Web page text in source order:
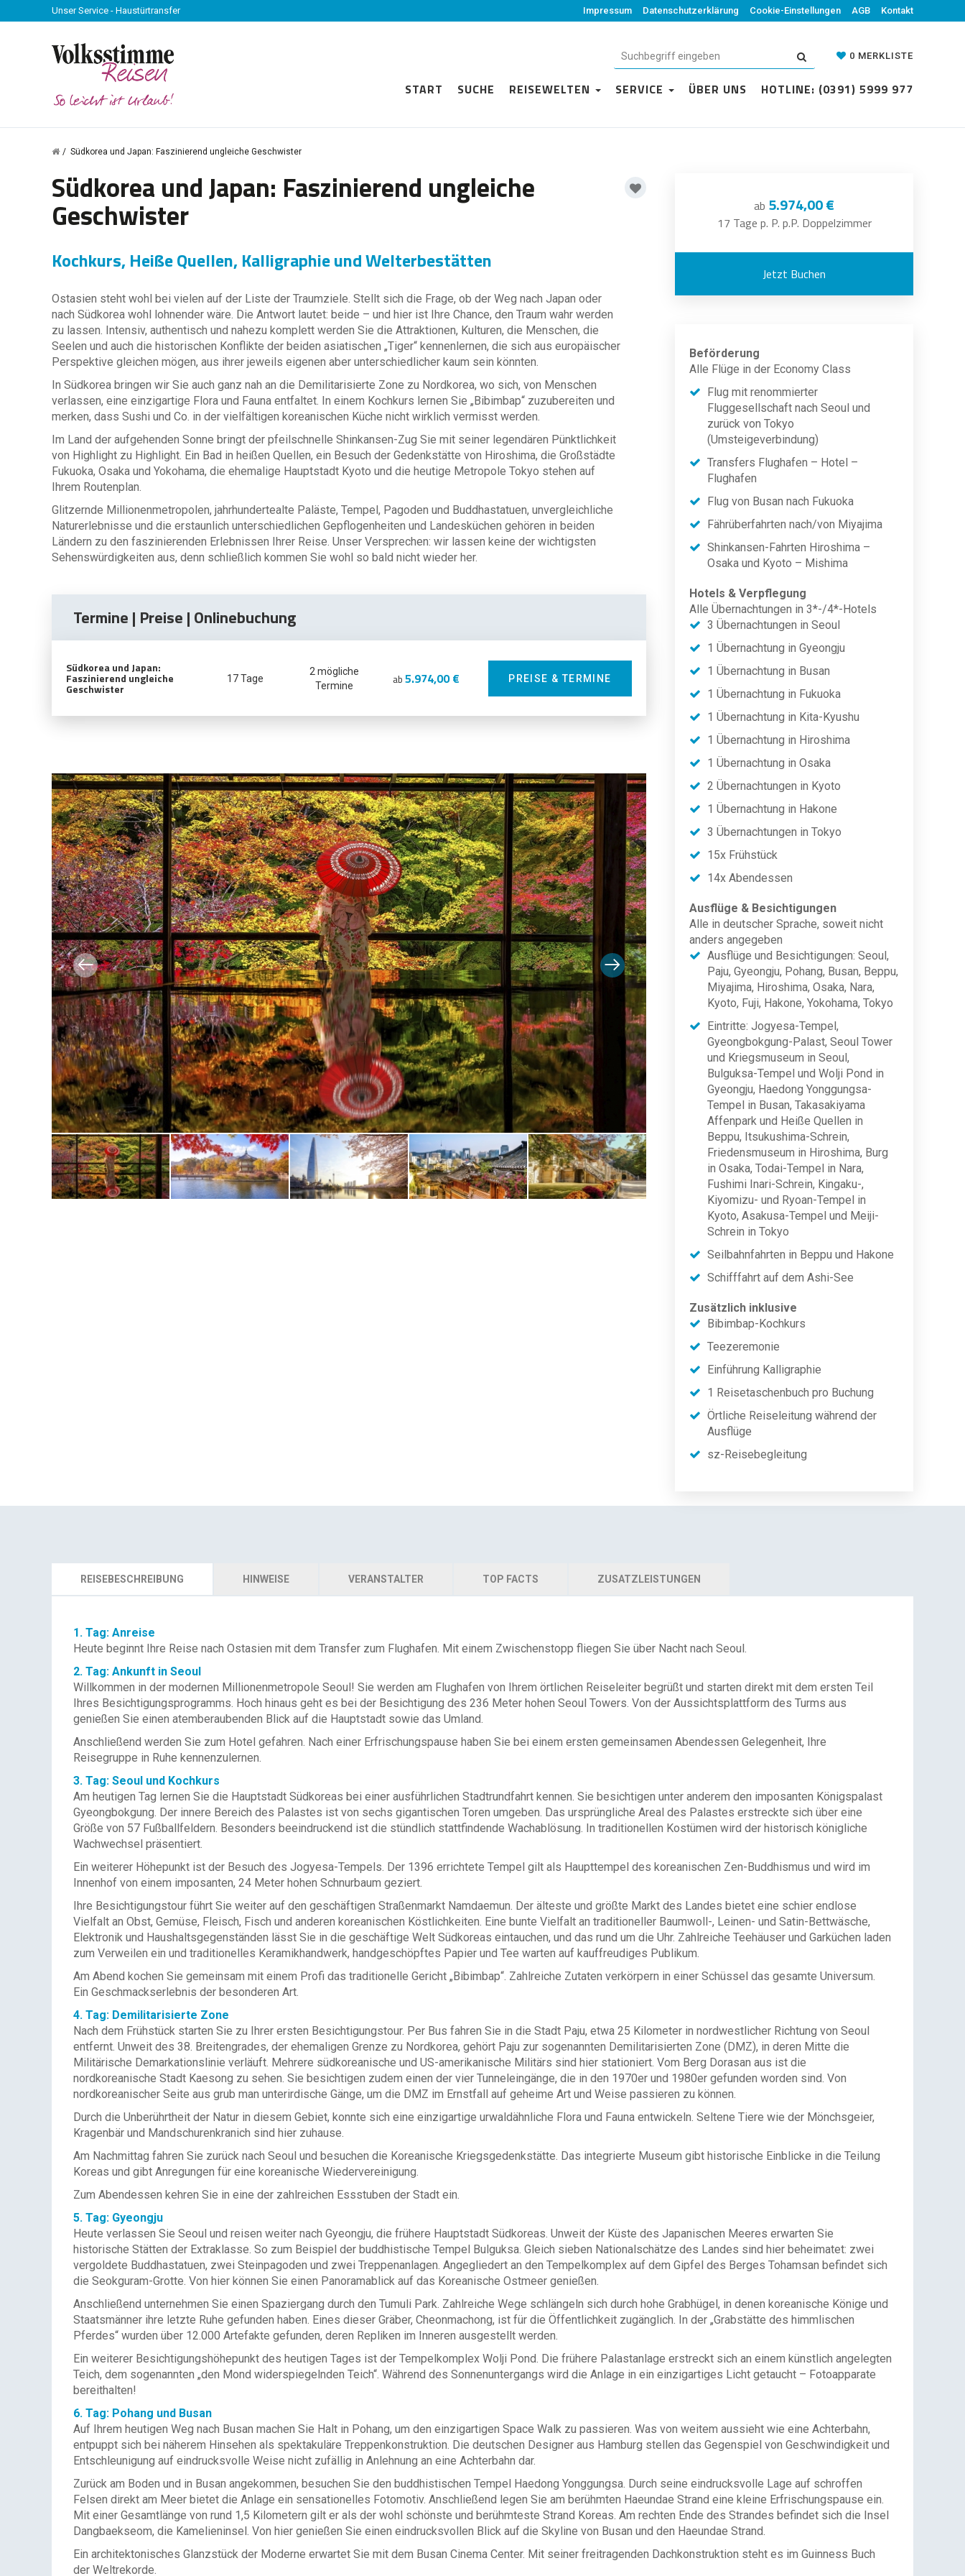
Unser Service - Haustürtransfer Impressum Datenschutzerklärung Cookie-Einstellungen AGB Kontakt
0 MERKLISTE
START SUCHE REISEWELTEN SERVICE ÜBER UNS HOTLINE: (0391) 5999 977
Südkorea und Japan: Faszinierend ungleiche Geschwister
Südkorea und Japan: Faszinierend ungleiche
Geschwister
Kochkurs, Heiße Quellen, Kalligraphie und Welterbestätten
Ostasien steht wohl bei vielen auf der Liste der Traumziele. Stellt sich die Frage, ob der Weg nach Japan oder
nach Südkorea wohl lohnender wäre. Die Antwort lautet: beide – und hier ist Ihre Chance, den Traum wahr werden
zu lassen. Intensiv, authentisch und nahezu komplett werden Sie die Attraktionen, Kulturen, die Menschen, die
Seelen und auch die historischen Konflikte der beiden asiatischen „Tiger“ kennenlernen, die sich aus europäischer
Perspektive gleichen mögen, aus ihrer jeweils eigenen aber unterschiedlicher kaum sein könnten.
In Südkorea bringen wir Sie auch ganz nah an die Demilitarisierte Zone zu Nordkorea, wo sich, von Menschen
verlassen, eine einzigartige Flora und Fauna entfaltet. In einem Kochkurs lernen Sie „Bibimbap“ zuzubereiten und
merken, dass Sushi und Co. in der vielfältigen koreanischen Küche nicht wirklich vermisst werden.
Im Land der aufgehenden Sonne bringt der pfeilschnelle Shinkansen-Zug Sie mit seiner legendären Pünktlichkeit
von Highlight zu Highlight. Ein Bad in heißen Quellen, ein Besuch der Gedenkstätte von Hiroshima, die Großstädte
Fukuoka, Osaka und Yokohama, die ehemalige Hauptstadt Kyoto und die heutige Metropole Tokyo stehen auf
Ihrem Routenplan.
Glitzernde Millionenmetropolen, jahrhundertealte Paläste, Tempel, Pagoden und Buddhastatuen, unvergleichliche
Naturerlebnisse und die erstaunlich unterschiedlichen Gepflogenheiten und Landesküchen gehören in beiden
Ländern zu den faszinierenden Erlebnissen Ihrer Reise. Unser Versprechen: wir lassen keine der wichtigsten
Sehenswürdigkeiten aus, denn schließlich kommen Sie wohl so bald nicht wieder her.
Termine | Preise | Onlinebuchung
Südkorea und Japan:
Faszinierend ungleiche
Geschwister
17 Tage
2 mögliche
Termine
ab 5.974,00 € PREISE & TERMINE
ab 5.974,00 €
17 Tage p. P. p.P. Doppelzimmer
Jetzt Buchen
Beförderung
Alle Flüge in der Economy Class
Flug mit renommierter
Fluggesellschaft nach Seoul und
zurück von Tokyo
(Umsteigeverbindung)
Transfers Flughafen – Hotel –
Flughafen
Flug von Busan nach Fukuoka
Fährüberfahrten nach/von Miyajima
Shinkansen-Fahrten Hiroshima –
Osaka und Kyoto – Mishima
Hotels & Verpflegung
Alle Übernachtungen in 3*-/4*-Hotels
3 Übernachtungen in Seoul
1 Übernachtung in Gyeongju
1 Übernachtung in Busan
1 Übernachtung in Fukuoka
1 Übernachtung in Kita-Kyushu
1 Übernachtung in Hiroshima
1 Übernachtung in Osaka
2 Übernachtungen in Kyoto
1 Übernachtung in Hakone
3 Übernachtungen in Tokyo
15x Frühstück
14x Abendessen
Ausflüge & Besichtigungen
Alle in deutscher Sprache, soweit nicht
anders angegeben
Ausflüge und Besichtigungen: Seoul,
Paju, Gyeongju, Pohang, Busan, Beppu,
Miyajima, Hiroshima, Osaka, Nara,
Kyoto, Fuji, Hakone, Yokohama, Tokyo
Eintritte: Jogyesa-Tempel,
Gyeongbokgung-Palast, Seoul Tower
und Kriegsmuseum in Seoul,
Bulguksa-Tempel und Wolji Pond in
Gyeongju, Haedong Yonggungsa-
Tempel in Busan, Takasakiyama
Affenpark und Heiße Quellen in
Beppu, Itsukushima-Schrein,
Friedensmuseum in Hiroshima, Burg
in Osaka, Todai-Tempel in Nara,
Fushimi Inari-Schrein, Kingaku-,
Kiyomizu- und Ryoan-Tempel in
Kyoto, Asakusa-Tempel und Meiji-
Schrein in Tokyo
Seilbahnfahrten in Beppu und Hakone
Schifffahrt auf dem Ashi-See
Zusätzlich inklusive
Bibimbap-Kochkurs
Teezeremonie
Einführung Kalligraphie
1 Reisetaschenbuch pro Buchung
Örtliche Reiseleitung während der
Ausflüge
sz-Reisebegleitung
REISEBESCHREIBUNG HINWEISE VERANSTALTER TOP FACTS ZUSATZLEISTUNGEN
1. Tag: Anreise
Heute beginnt Ihre Reise nach Ostasien mit dem Transfer zum Flughafen. Mit einem Zwischenstopp fliegen Sie über Nacht nach Seoul.
2. Tag: Ankunft in Seoul
Willkommen in der modernen Millionenmetropole Seoul! Sie werden am Flughafen von Ihrem örtlichen Reiseleiter begrüßt und starten direkt mit dem ersten Teil
Ihres Besichtigungsprogramms. Hoch hinaus geht es bei der Besichtigung des 236 Meter hohen Seoul Towers. Von der Aussichtsplattform des Turms aus
genießen Sie einen atemberaubenden Blick auf die Hauptstadt sowie das Umland.
Anschließend werden Sie zum Hotel gefahren. Nach einer Erfrischungspause haben Sie bei einem ersten gemeinsamen Abendessen Gelegenheit, Ihre
Reisegruppe in Ruhe kennenzulernen.
3. Tag: Seoul und Kochkurs
Am heutigen Tag lernen Sie die Hauptstadt Südkoreas bei einer ausführlichen Stadtrundfahrt kennen. Sie besichtigen unter anderem den imposanten Königspalast
Gyeongbokgung. Der innere Bereich des Palastes ist von sechs gigantischen Toren umgeben. Das ursprüngliche Areal des Palastes erstreckte sich über eine
Größe von 57 Fußballfeldern. Besonders beeindruckend ist die stündlich stattfindende Wachablösung. In traditionellen Kostümen wird der historisch königliche
Wachwechsel präsentiert.
Ein weiterer Höhepunkt ist der Besuch des Jogyesa-Tempels. Der 1396 errichtete Tempel gilt als Haupttempel des koreanischen Zen-Buddhismus und wird im
Innenhof von einem imposanten, 24 Meter hohen Schnurbaum geziert.
Ihre Besichtigungstour führt Sie weiter auf den geschäftigen Straßenmarkt Namdaemun. Der älteste und größte Markt des Landes bietet eine schier endlose
Vielfalt an Obst, Gemüse, Fleisch, Fisch und anderen koreanischen Köstlichkeiten. Eine bunte Vielfalt an traditioneller Baumwoll-, Leinen- und Satin-Bettwäsche,
Elektronik und Haushaltsgegenständen lässt Sie in die geschäftige Welt Südkoreas eintauchen, und das rund um die Uhr. Zahlreiche Teehäuser und Garküchen laden
zum Verweilen ein und traditionelles Keramikhandwerk, handgeschöpftes Papier und Tee warten auf kauffreudiges Publikum.
Am Abend kochen Sie gemeinsam mit einem Profi das traditionelle Gericht „Bibimbap“. Zahlreiche Zutaten verkörpern in einer Schüssel das gesamte Universum.
Ein Geschmackserlebnis der besonderen Art.
4. Tag: Demilitarisierte Zone
Nach dem Frühstück starten Sie zu Ihrer ersten Besichtigungstour. Per Bus fahren Sie in die Stadt Paju, etwa 25 Kilometer in nordwestlicher Richtung von Seoul
entfernt. Unweit des 38. Breitengrades, der ehemaligen Grenze zu Nordkorea, gehört Paju zur sogenannten Demilitarisierten Zone (DMZ), in deren Mitte die
Militärische Demarkationslinie verläuft. Mehrere südkoreanische und US-amerikanische Militärs sind hier stationiert. Vom Berg Dorasan aus ist die
nordkoreanische Stadt Kaesong zu sehen. Sie besichtigen zudem einen der vier Tunneleingänge, die in den 1970er und 1980er gefunden worden sind. Von
nordkoreanischer Seite aus grub man unterirdische Gänge, um die DMZ im Ernstfall auf geheime Art und Weise passieren zu können.
Durch die Unberührtheit der Natur in diesem Gebiet, konnte sich eine einzigartige urwaldähnliche Flora und Fauna entwickeln. Seltene Tiere wie der Mönchsgeier,
Kragenbär und Mandschurenkranich sind hier zuhause.
Am Nachmittag fahren Sie zurück nach Seoul und besuchen die Koreanische Kriegsgedenkstätte. Das integrierte Museum gibt historische Einblicke in die Teilung
Koreas und gibt Anregungen für eine koreanische Wiedervereinigung.
Zum Abendessen kehren Sie in eine der zahlreichen Essstuben der Stadt ein.
5. Tag: Gyeongju
Heute verlassen Sie Seoul und reisen weiter nach Gyeongju, die frühere Hauptstadt Südkoreas. Unweit der Küste des Japanischen Meeres erwarten Sie
historische Stätten der Extraklasse. So zum Beispiel der buddhistische Tempel Bulguksa. Gleich sieben Nationalschätze des Landes sind hier beheimatet: zwei
vergoldete Buddhastatuen, zwei Steinpagoden und zwei Treppenanlagen. Angegliedert an den Tempelkomplex auf dem Gipfel des Berges Tohamsan befindet sich
die Seokguram-Grotte. Von hier können Sie einen Panoramablick auf das Koreanische Ostmeer genießen.
Anschließend unternehmen Sie einen Spaziergang durch den Tumuli Park. Zahlreiche Wege schlängeln sich durch hohe Grabhügel, in denen koreanische Könige und
Staatsmänner ihre letzte Ruhe gefunden haben. Eines dieser Gräber, Cheonmachong, ist für die Öffentlichkeit zugänglich. In der „Grabstätte des himmlischen
Pferdes“ wurden über 12.000 Artefakte gefunden, deren Repliken im Inneren ausgestellt werden.
Ein weiterer Besichtigungshöhepunkt des heutigen Tages ist der Tempelkomplex Wolji Pond. Die frühere Palastanlage erstreckt sich an einem künstlich angelegten
Teich, dem sogenannten „den Mond widerspiegelnden Teich“. Während des Sonnenuntergangs wird die Anlage in ein einzigartiges Licht getaucht – Fotoapparate
bereithalten!
6. Tag: Pohang und Busan
Auf Ihrem heutigen Weg nach Busan machen Sie Halt in Pohang, um den einzigartigen Space Walk zu passieren. Was von weitem aussieht wie eine Achterbahn,
entpuppt sich bei näherem Hinsehen als spektakuläre Treppenkonstruktion. Die deutschen Designer aus Hamburg stellen das Gegenspiel von Geschwindigkeit und
Entschleunigung auf eindrucksvolle Weise nicht zufällig in Anlehnung an eine Achterbahn dar.
Zurück am Boden und in Busan angekommen, besuchen Sie den buddhistischen Tempel Haedong Yonggungsa. Durch seine eindrucksvolle Lage auf schroffen
Felsen direkt am Meer bietet die Anlage ein sensationelles Fotomotiv. Anschließend legen Sie am berühmten Haeundae Strand eine kleine Erfrischungspause ein.
Mit einer Gesamtlänge von rund 1,5 Kilometern gilt er als der wohl schönste und berühmteste Strand Koreas. Am rechten Ende des Strandes befindet sich die Insel
Dangbaekseom, die Kamelieninsel. Von hier genießen Sie einen eindrucksvollen Blick auf die Skyline von Busan und den Haeundae Strand.
Ein architektonisches Glanzstück der Moderne erwartet Sie mit dem Busan Cinema Center. Mit seiner freitragenden Dachkonstruktion steht es im Guinness Buch
der Weltrekorde.